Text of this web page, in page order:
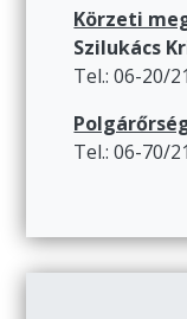
Körzeti
Szilukács
Tel.: 06-20/
Tel.: 06-70/